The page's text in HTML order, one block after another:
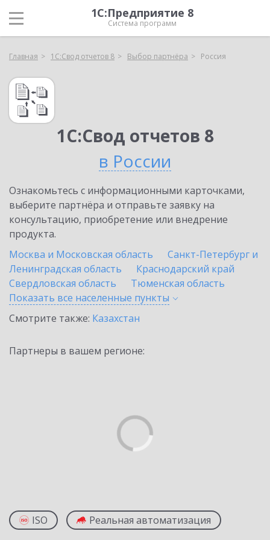
1С:Предприятие 8
Система программ
Главная 1С:Свод отчетов 8 Выбор партнёра Россия
1С:Свод отчетов 8
в России
Ознакомьтесь с информационными карточками,
выберите партнёра и отправьте заявку на
консультацию, приобретение или внедрение
продукта.
Москва и Московская область
Санкт-Петербург и
Ленинградская область
Краснодарский край
Свердловская область
Тюменская область
Показать все населенные пункты
Смотрите также: Казахстан
Партнеры в вашем регионе:
ISO Реальная автоматизация